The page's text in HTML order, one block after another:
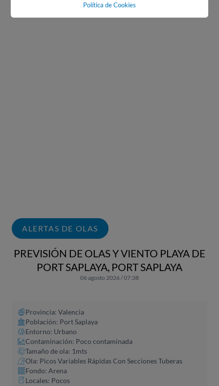
ALERTAS DE OLAS
PREVISIÓN DE OLAS Y VIENTO PLAYA DE
PORT SAPLAYA, PORT SAPLAYA
06 agosto 2026 / 07:38
Provincia: Valencia
Población: Port Saplaya
Entorno: Urbano
Contaminación: Poco contaminada
Tamaño de ola: 1mts
Ola: Picos Variables Rápidas Con Secciones Tuberas
Fondo: Arena
Locales: Pocos
Política de Cookies